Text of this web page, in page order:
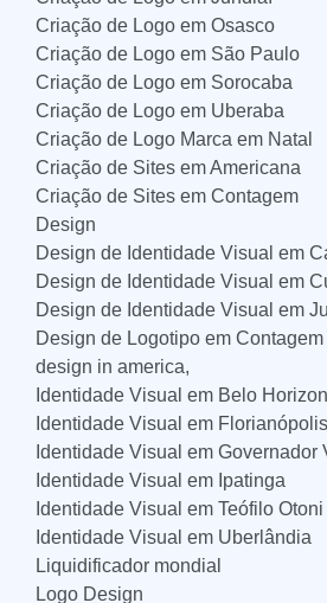
Criação de Logo em Osasco
Criação de Logo em São Paulo
Criação de Logo em Sorocaba
Criação de Logo em Uberaba
Criação de Logo Marca em Natal
Criação de Sites em Americana
Criação de Sites em Contagem
Design
Design de Identidade Visual em
Design de Identidade Visual em
Design de Identidade Visual em
Design de Logotipo em Contagem
design in america,
Identidade Visual em Belo
Identidade Visual em Florianópolis
Identidade Visual em Governador
Identidade Visual em Ipatinga
Identidade Visual em Teófilo Otoni
Identidade Visual em Uberlândia
Liquidificador mondial
Logo Design